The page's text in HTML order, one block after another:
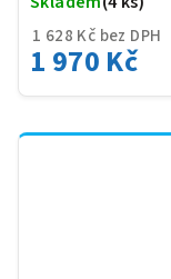
1 628 Kč bez DPH
1 970 Kč